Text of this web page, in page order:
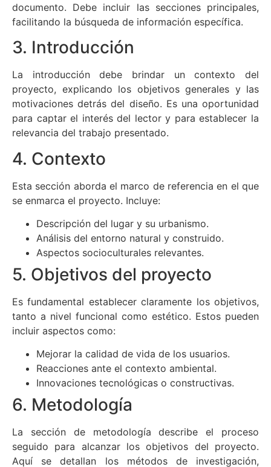
documento. Debe incluir las secciones principales,
facilitando la búsqueda de información específica.
3. Introducción
La introducción debe brindar un contexto del
proyecto, explicando los objetivos generales y las
motivaciones detrás del diseño. Es una oportunidad
para captar el interés del lector y para establecer la
relevancia del trabajo presentado.
4. Contexto
Esta sección aborda el marco de referencia en el que
se enmarca el proyecto. Incluye:
Descripción del lugar y su urbanismo.
Análisis del entorno natural y construido.
Aspectos socioculturales relevantes.
5. Objetivos del proyecto
Es fundamental establecer claramente los objetivos,
tanto a nivel funcional como estético. Estos pueden
incluir aspectos como:
Mejorar la calidad de vida de los usuarios.
Reacciones ante el contexto ambiental.
Innovaciones tecnológicas o constructivas.
6. Metodología
La sección de metodología describe el proceso
seguido para alcanzar los objetivos del proyecto.
Aquí se detallan los métodos de investigación,